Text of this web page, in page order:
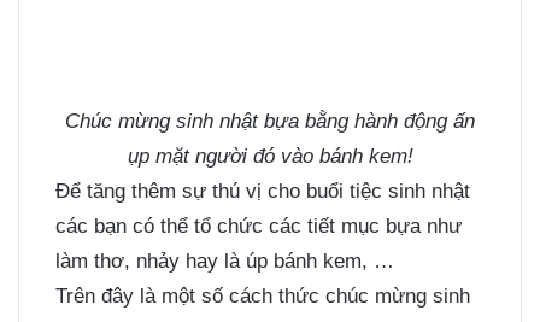
Chúc mừng sinh nhật bựa bằng hành động ấn
ụp mặt người đó vào bánh kem!
Để tăng thêm sự thú vị cho buổi tiệc sinh nhật
các bạn có thể tổ chức các tiết mục bựa như
làm thơ, nhảy hay là úp bánh kem, …
Trên đây là một số cách thức chúc mừng sinh